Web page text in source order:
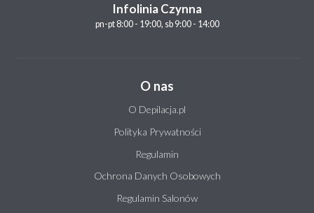
Infolinia Czynna
pn-pt 8:00 - 19:00, sb 9:00 - 14:00
O nas
O Depilacja.pl
Polityka Prywatności
Regulamin
Ochrona Danych Osobowych
Regulamin Salonów